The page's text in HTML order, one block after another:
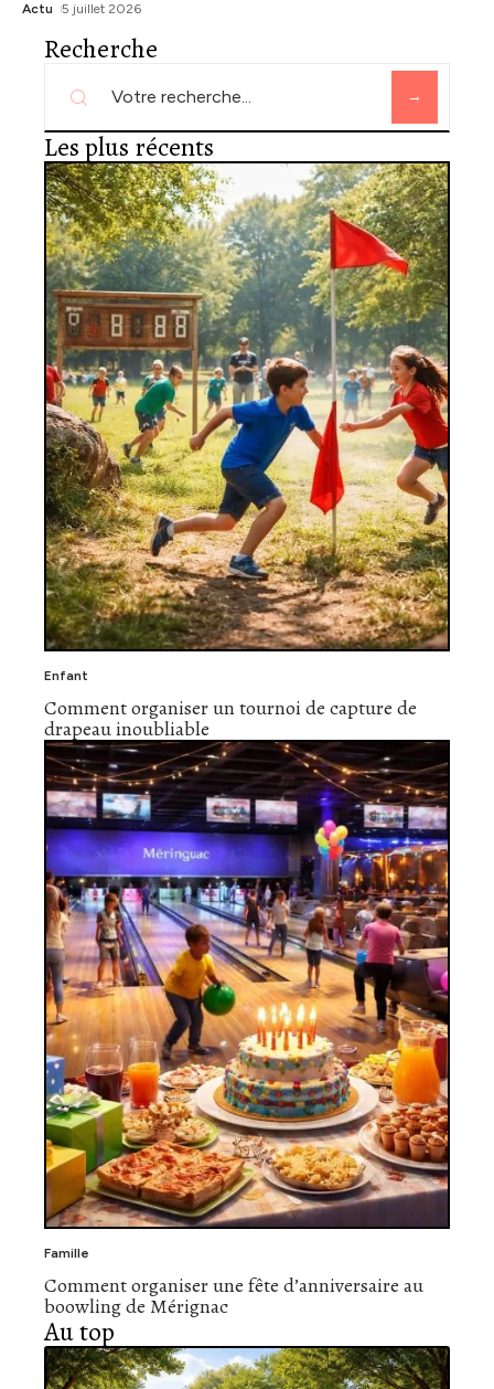
Actu 5 juillet 2026
Recherche
Les plus récents
Enfant
Comment organiser un tournoi de capture de
drapeau inoubliable
Famille
Comment organiser une fête d’anniversaire au
boowling de Mérignac
Au top